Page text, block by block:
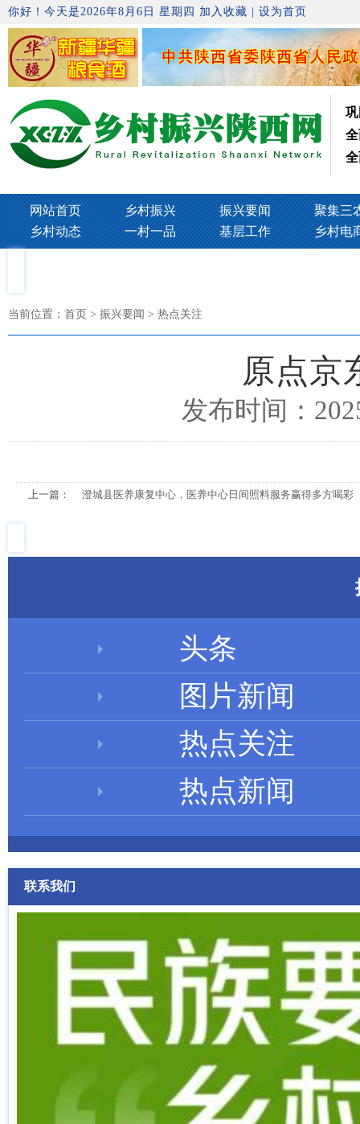
你好！今天是2026年8月6日 星期四 加入收藏 设为首页
网站首页 乡村振兴 振兴要闻
聚集三
乡村动态
一村一品 基层工作 乡村电
当前位置： 首页> 振兴要闻 > 热点关注
原点京
发布时间：
上一篇： 澄城县医养康复中心，医养中心日间照料服务赢得多方喝彩
头条
图片新闻
热点关注
热点新闻
联系我们